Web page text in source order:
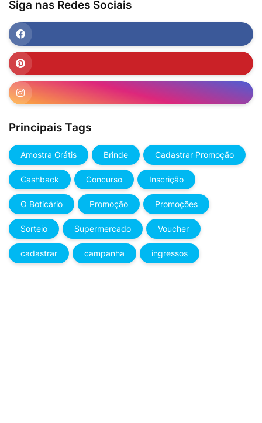
Siga nas Redes Sociais
Principais Tags
Amostra Grátis Brinde Cadastrar Promoção
Cashback Concurso Inscrição
O Boticário Promoção Promoções
Sorteio Supermercado Voucher
cadastrar campanha ingressos